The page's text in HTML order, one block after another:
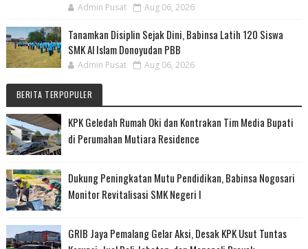
Admin Pusat Aug 06, 2026
Tanamkan Disiplin Sejak Dini, Babinsa Latih 120 Siswa
SMK Al Islam Donoyudan PBB
Admin Pusat Aug 06, 2026
BERITA TERPOPULER
KPK Geledah Rumah Oki dan Kontrakan Tim Media Bupati
di Perumahan Mutiara Residence
Dukung Peningkatan Mutu Pendidikan, Babinsa Nogosari
Monitor Revitalisasi SMK Negeri I
GRIB Jaya Pemalang Gelar Aksi, Desak KPK Usut Tuntas